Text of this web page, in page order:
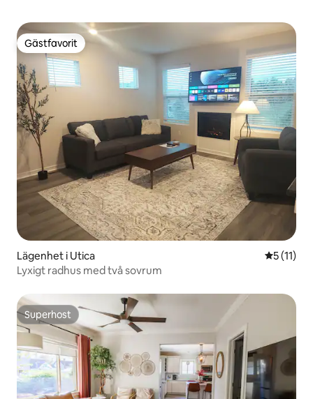
Gästfavorit
Gästfavorit
Lägenhet i Utica 5 av 5 i
5 (11)
Lyxigt radhus med två sovrum
Superhost
Superhost